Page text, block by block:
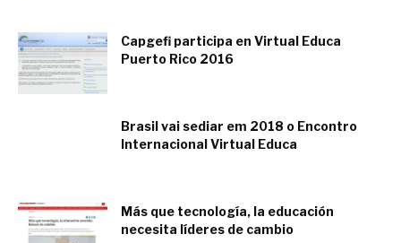
Capgefi participa en Virtual Educa
Puerto Rico 2016
Brasil vai sediar em 2018 o Encontro
Internacional Virtual Educa
Más que tecnología, la educación
necesita líderes de cambio